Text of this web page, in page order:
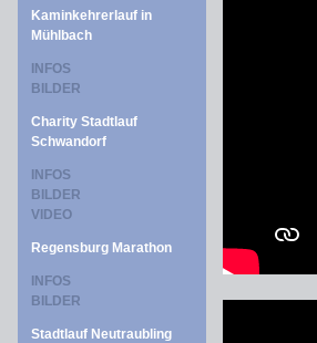
Kaminkehrerlauf in
Mühlbach
INFOS
BILDER
Charity Stadtlauf
Schwandorf
INFOS
BILDER
VIDEO
Regensburg Marathon
INFOS
BILDER
Stadtlauf Neutraubling